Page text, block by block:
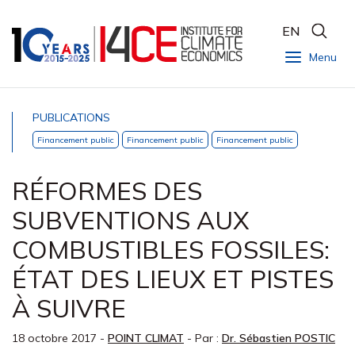
Menu
EN
PUBLICATIONS
Financement public Financement public Financement public
RÉFORMES DES
SUBVENTIONS AUX
COMBUSTIBLES FOSSILES:
ÉTAT DES LIEUX ET PISTES
À SUIVRE
18 octobre 2017 - POINT CLIMAT - Par : Dr. Sébastien POSTIC